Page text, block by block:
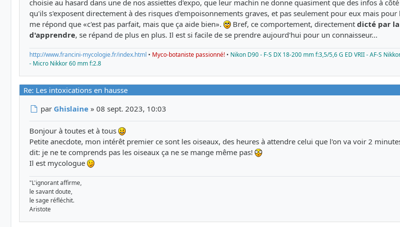
choisie au hasard dans une de nos assiettes d'expo, que leur machin ne donne quasiment que des infos à
qu'ils s'exposent directement à des risques d'empoisonnements graves, et pas seulement pour eux mais
me répond que «c'est pas parfait, mais que ça aide bien».
Bref, ce comportement, directement dicté par
d'apprendre, se répand de plus en plus. Il est si facile de se prendre aujourd'hui pour un connaisseur...
http://www.francini-mycologie.fr/index.html • Myco-botaniste passionné! • Nikon D90 - F-S DX 18-200 mm f:3,5/5,6 G ED VRII - AF-S
- Micro Nikkor 60 mm f:2.8
Re: Les intoxications en hausse
Message
par Ghislaine »08 sept. 2023, 10:03
Bonjour à toutes et à tous
Petite anecdote, mon intérêt premier ce sont les oiseaux, des heures à attendre celui que l'on va voir 2
dit: je ne te comprends pas les oiseaux ça ne se mange même pas!
Il est mycologue
"L'ignorant affirme,
le savant doute,
le sage réfléchit.
Aristote